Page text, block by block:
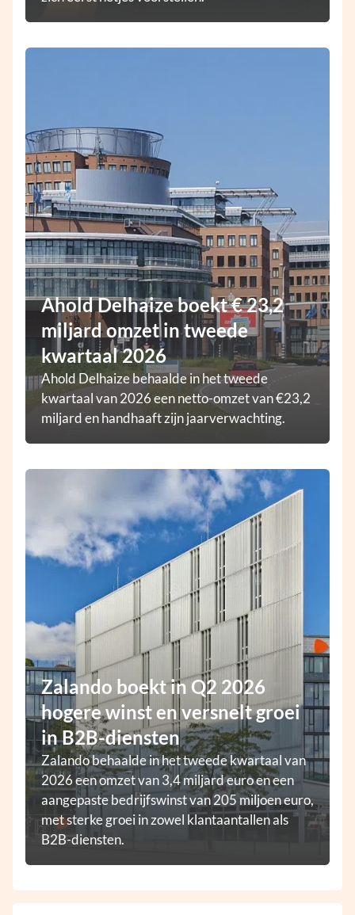
Ahold Delhaize boekt € 23,2
miljard omzet in tweede
kwartaal 2026
Ahold Delhaize behaalde in het tweede
kwartaal van 2026 een netto-omzet van €23,2
miljard en handhaaft zijn jaarverwachting.
Zalando boekt in Q2 2026
hogere winst en versnelt groei
in B2B-diensten
Zalando behaalde in het tweede kwartaal van
2026 een omzet van 3,4 miljard euro en een
aangepaste bedrijfswinst van 205 miljoen euro,
met sterke groei in zowel klantaantallen als
B2B-diensten.